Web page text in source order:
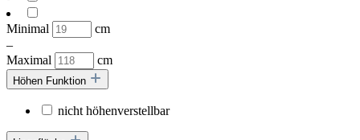
Minimal
cm
–
Maximal
cm
Höhen Funktion
nicht höhenverstellbar